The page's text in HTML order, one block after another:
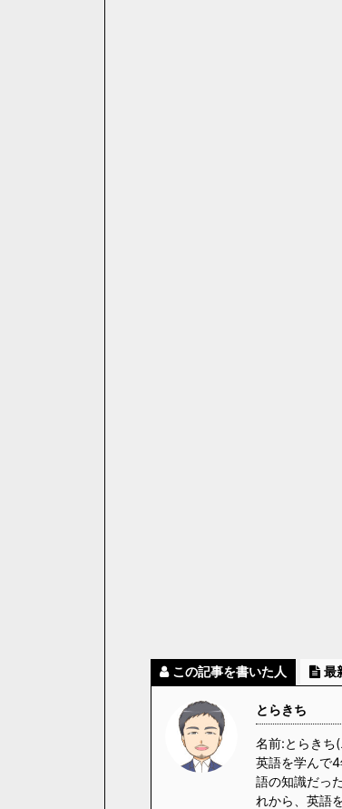
この記事を書いた人 最
とらきち
名前:とらきち
英語を学んで
語の知識だっ
れから、英語